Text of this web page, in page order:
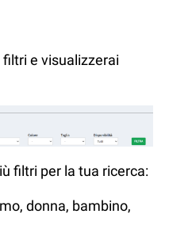
e visualizzerai
filtri per la tua ricerca:
donna, bambino,